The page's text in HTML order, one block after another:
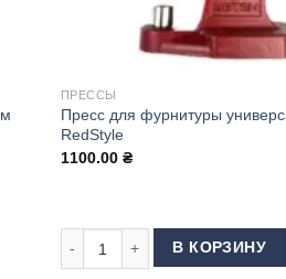
люверсов 20 мм (КИТАЙ)
ПРЕССЫ
Пресс для фурнитуры
RedStyle
1100.00 ₴
Количество товара Пресс
В КОРЗИНУ